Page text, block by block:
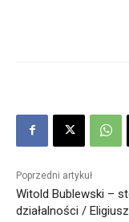
Poprzedni artykuł
Witold Bublewski –
działalności /